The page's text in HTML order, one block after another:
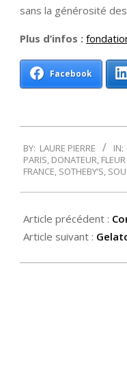
sans la générosité
Plus d’infos :
Facebook
01-
16
BY: LAURE PIERRE IN:
PARIS, DONATEUR,
FRANCE, SOTHEBY’S,
Article précédent :
Article suivant :